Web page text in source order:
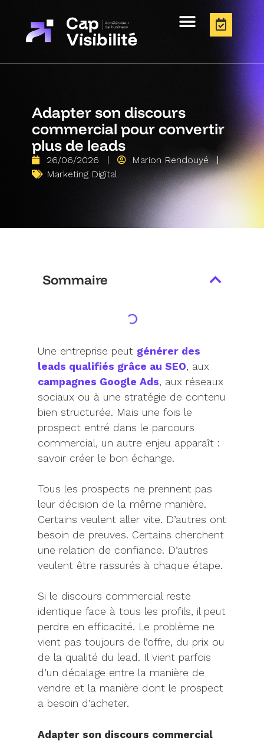
Adapter son discours
commercial pour convertir
plus de leads
26/06/2026
Marion Rendouyé
Marketing Digital
Sommaire
Une entreprise peut générer des
leads qualifiés grâce au SEO, aux
campagnes Google Ads, aux réseaux
sociaux ou à une stratégie de contenu
bien structurée. Mais une fois le
prospect entré dans le parcours
commercial, un autre enjeu apparaît :
savoir créer le bon échange.
Tous les prospects ne prennent pas
leur décision de la même manière.
Certains veulent aller vite. D’autres ont
besoin de preuves. Certains cherchent
une relation de confiance. D’autres
veulent être rassurés à chaque étape.
Si le discours commercial reste
identique face à tous les profils, il peut
perdre en efficacité. Le problème ne
vient pas toujours de l’offre, du prix ou
de la qualité du lead. Il vient parfois
d’un décalage entre la manière de
vendre et la manière dont le prospect
a besoin d’acheter.
Adapter son discours commercial